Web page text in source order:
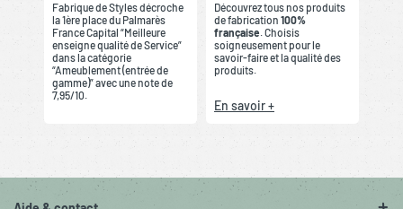
Fabrique de Styles décroche
la 1ère place du Palmarès
France Capital “Meilleure
enseigne qualité de Service”
dans la catégorie
“Ameublement (entrée de
gamme)” avec une note de
7,95/10.
Découvrez tous nos produits
de fabrication 100%
française. Choisis
soigneusement pour le
savoir-faire et la qualité des
produits.
En savoir +